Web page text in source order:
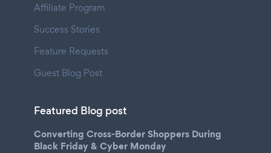
Affiliate Program
Success Stories
Feature Requests
Guest Blog Post
Featured Blog post
Converting Cross-Border Shoppers During
Black Friday & Cyber Monday